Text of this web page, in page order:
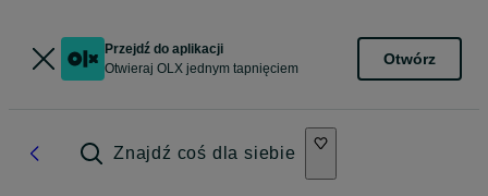
Przejdź do aplikacji
Otwieraj OLX jednym tapnięciem
Otwórz
Znajdź coś dla siebie